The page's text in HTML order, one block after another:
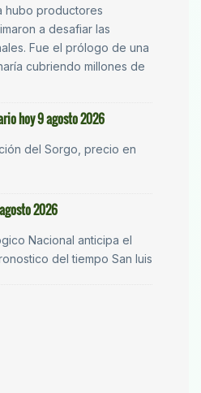
hubo productores
a desafiar las
Fue el prólogo de una
cubriendo millones de
hoy 9 agosto 2026
del Sorgo, precio en
2026
Nacional anticipa el
del tiempo San luis